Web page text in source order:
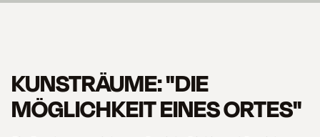
KUNSTRÄUME: "DIE
MÖGLICHKEIT EINES ORTES"